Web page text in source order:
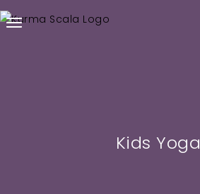
Kids Yoga